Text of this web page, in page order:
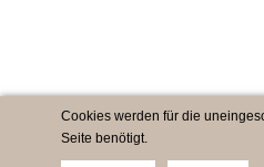
Cookies werden für die
Seite benötigt.